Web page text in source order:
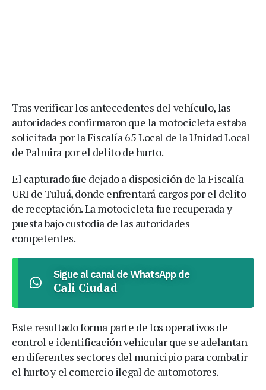
Tras verificar los antecedentes del vehículo, las
autoridades confirmaron que la motocicleta estaba
solicitada por la Fiscalía 65 Local de la Unidad Local
de Palmira por el delito de hurto.
El capturado fue dejado a disposición de la Fiscalía
URI de Tuluá, donde enfrentará cargos por el delito
de receptación. La motocicleta fue recuperada y
puesta bajo custodia de las autoridades
competentes.
Sigue al canal de WhatsApp de
Cali Ciudad
Este resultado forma parte de los operativos de
control e identificación vehicular que se adelantan
en diferentes sectores del municipio para combatir
el hurto y el comercio ilegal de automotores.